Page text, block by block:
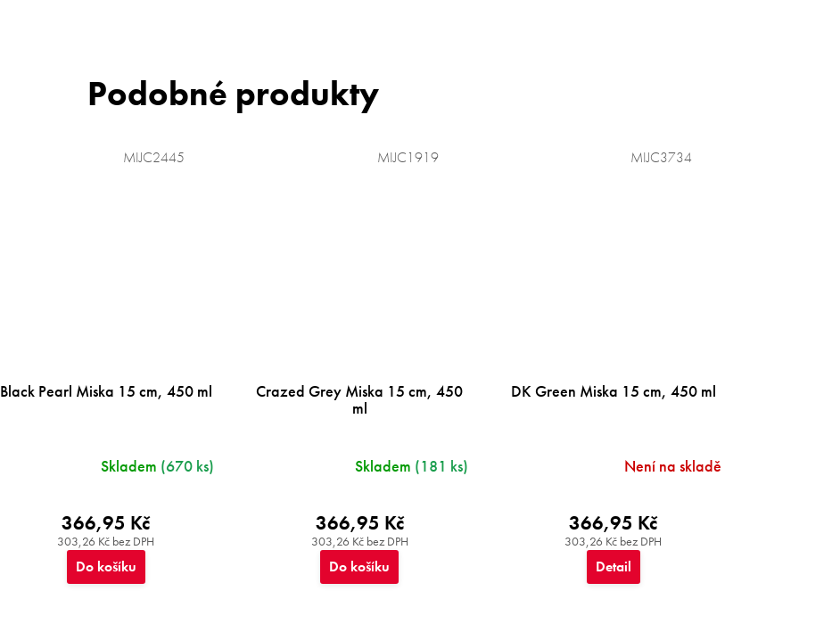
Black Pearl Miska 15 cm, 450 ml
Skladem (670 ks)
303,26 Kč bez DPH
366,95 Kč
Do košíku
MIJC2445
Crazed Grey Miska 15 cm, 450
ml
Skladem (181 ks)
303,26 Kč bez DPH
366,95 Kč
Do košíku
MIJC1919
DK Green Miska 15 cm, 450 ml
Není na skladě
303,26 Kč bez DPH
366,95 Kč
Detail
MIJC3734